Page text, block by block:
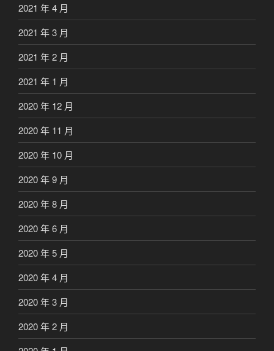
2021 年 4 月
2021 年 3 月
2021 年 2 月
2021 年 1 月
2020 年 12 月
2020 年 11 月
2020 年 10 月
2020 年 9 月
2020 年 8 月
2020 年 6 月
2020 年 5 月
2020 年 4 月
2020 年 3 月
2020 年 2 月